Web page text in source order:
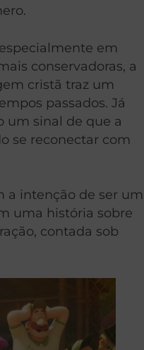
em
conservadoras, a
cristã traz um
passados. Já
um sinal de que a
se reconectar com
a intenção de ser um
uma história sobre
contada sob